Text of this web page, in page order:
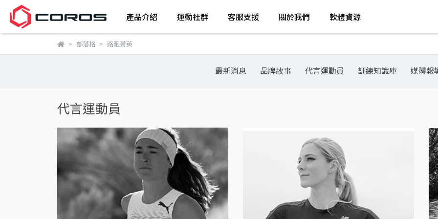
產品介紹 運動社群 客服支援 關於我們 軟體資源
部落格 路跑菁英
最新消息 品牌故事 代言運動員 訓練知識庫 媒體報
代言運動員